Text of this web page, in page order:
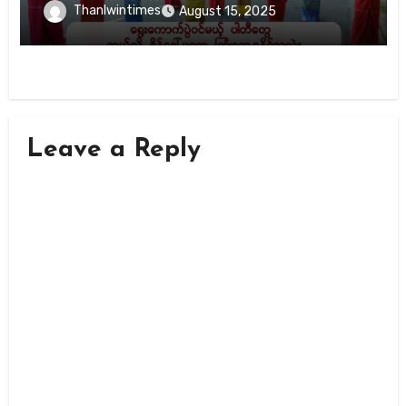
Thanlwintimes August 15, 2025
Leave a Reply